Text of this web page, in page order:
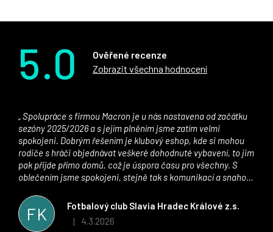
5.0
Ověřené recenze
Zobrazit všechna hodnocení
FK
Fotbalový club Slavia Hradec Králové z.s.
Hodnocení obchodu je 5 z 5 hvězdiček.
| 4.3.2026
sezóny 2025/2026 a s jejím plněním jsme zatím velmi
spokojeni. Dobrým řešením je klubový eshop, kde si mohou
rodiče s hráči objednávat veškeré dohodnuté vybavení, to jim
pak přijde přímo domů, což je úspora času pro všechny. S
oblečením jsme spokojeni, stejně tak s komunikací a snahou
stran. Věříme, že v tomto duchu bude spolupráce pokračovat
i nadále, nyní už začínáme řešit i první sady dresů ;)